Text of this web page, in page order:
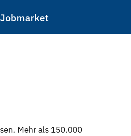
Jobmarket
Mehr als 150.000